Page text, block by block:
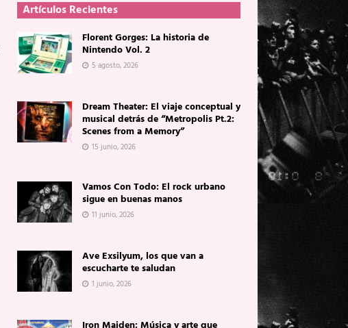
Artículos Recientes
Florent Gorges: La historia de
Nintendo Vol. 2
5 agosto, 2026
Dream Theater: El viaje conceptual y
musical detrás de “Metropolis Pt.2:
Scenes from a Memory”
15 junio, 2026
Vamos Con Todo: El rock urbano
sigue en buenas manos
11 junio, 2026
Ave Exsilyum, los que van a
escucharte te saludan
1 junio, 2026